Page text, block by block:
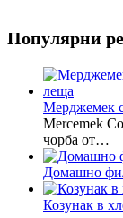
Популярни
Мерджемек
Mercemek
чорба от…
Домашно
Козунак в